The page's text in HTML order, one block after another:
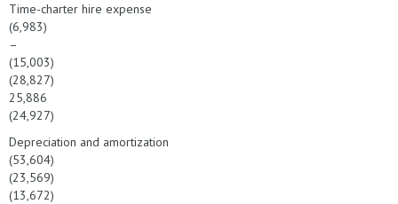
Time-charter hire expense
(6,983)
–
(15,003)
(28,827)
25,886
(24,927)
Depreciation and amortization
(53,604)
(23,569)
(13,672)